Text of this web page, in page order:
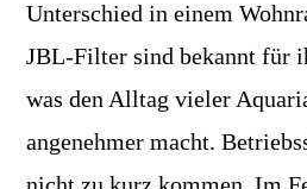
Unterschied in einem
JBL-Filter sind bekannt für
was den Alltag vieler
angenehmer macht.